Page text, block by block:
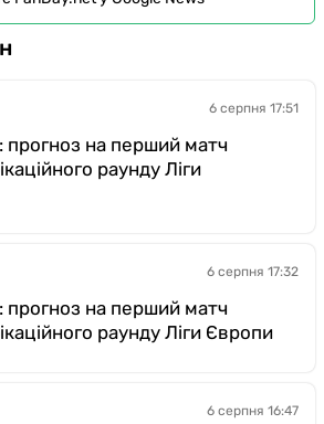
6 серпня 17:51
на перший матч
раунду Ліги
6 серпня 17:32
прогноз на перший матч
раунду Ліги Європи
6 серпня 16:47